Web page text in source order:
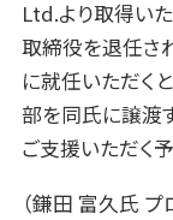
Ltd.より取得い
取締役を退任さ
に就任いただく
部を同氏に譲渡
ご支援いただく予
（鎌田 富久氏 プ